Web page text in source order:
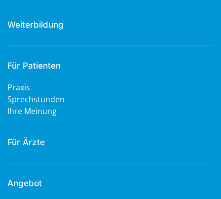
Weiterbildung
Für Patienten
Praxis
Sprechstunden
Ihre Meinung
Für Ärzte
Angebot